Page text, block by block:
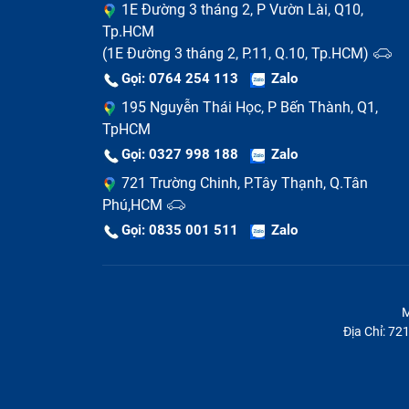
lên và tự tắt nguồn.
1E Đường 3 tháng 2, P Vườn Lài, Q10,
Tp.HCM
(1E Đường 3 tháng 2, P.11, Q.10, Tp.HCM)
Gọi: 0764 254 113 Zalo
195 Nguyễn Thái Học, P Bến Thành, Q1,
TpHCM
Gọi: 0327 998 188 Zalo
721 Trường Chinh, P.Tây Thạnh, Q.Tân
Phú,HCM
Gọi: 0835 001 511 Zalo
Địa Chỉ: